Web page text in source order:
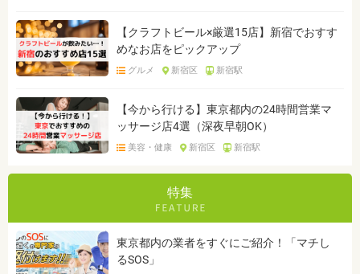
【クラフトビール×厳選15店】新宿でおすす
めなお店をピックアップ
グルメ 新宿区 新宿駅
【今から行ける】東京都内の24時間営業マ
ッサージ店4選（深夜早朝OK）
美容・健康 新宿区 新宿駅
特集
東京都内の業者をすぐにご紹介！「マチし
るSOS」